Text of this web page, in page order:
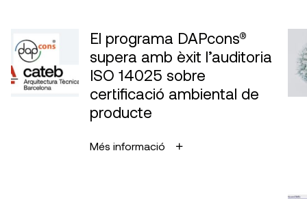
El programa DAPcons®
supera amb èxit l’auditoria
ISO 14025 sobre
certificació ambiental de
producte
Més informació